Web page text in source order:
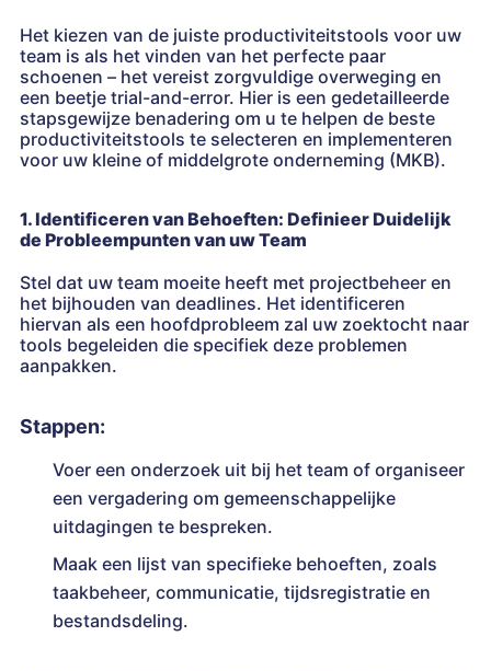
Het kiezen van de juiste productiviteitstools voor uw
team is als het vinden van het perfecte paar
schoenen – het vereist zorgvuldige overweging en
een beetje trial-and-error. Hier is een gedetailleerde
stapsgewijze benadering om u te helpen de beste
productiviteitstools te selecteren en implementeren
voor uw kleine of middelgrote onderneming (MKB).
1. Identificeren van Behoeften: Definieer Duidelijk
de Probleempunten van uw Team
Stel dat uw team moeite heeft met projectbeheer en
het bijhouden van deadlines. Het identificeren
hiervan als een hoofdprobleem zal uw zoektocht naar
tools begeleiden die specifiek deze problemen
aanpakken.
Stappen:
Voer een onderzoek uit bij het team of organiseer
een vergadering om gemeenschappelijke
uitdagingen te bespreken.
Maak een lijst van specifieke behoeften, zoals
taakbeheer, communicatie, tijdsregistratie en
bestandsdeling.